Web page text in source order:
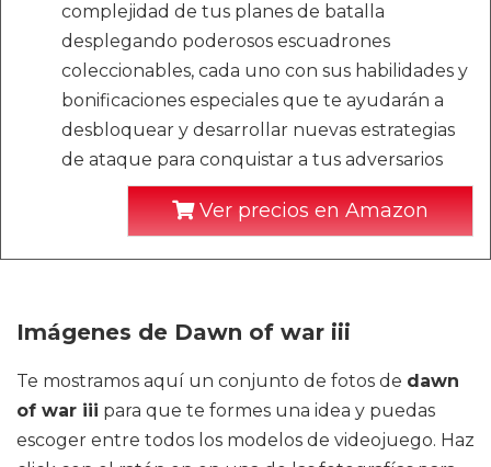
complejidad de tus planes de batalla
desplegando poderosos escuadrones
coleccionables, cada uno con sus habilidades y
bonificaciones especiales que te ayudarán a
desbloquear y desarrollar nuevas estrategias
de ataque para conquistar a tus adversarios
Ver precios en Amazon
Imágenes de Dawn of war iii
Te mostramos aquí un conjunto de fotos de dawn
of war iii para que te formes una idea y puedas
escoger entre todos los modelos de videojuego. Haz